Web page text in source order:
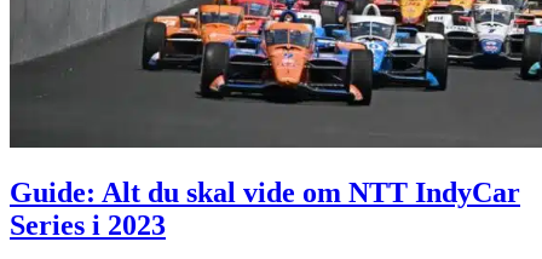
Guide: Alt du skal vide om NTT IndyCar
Series i 2023